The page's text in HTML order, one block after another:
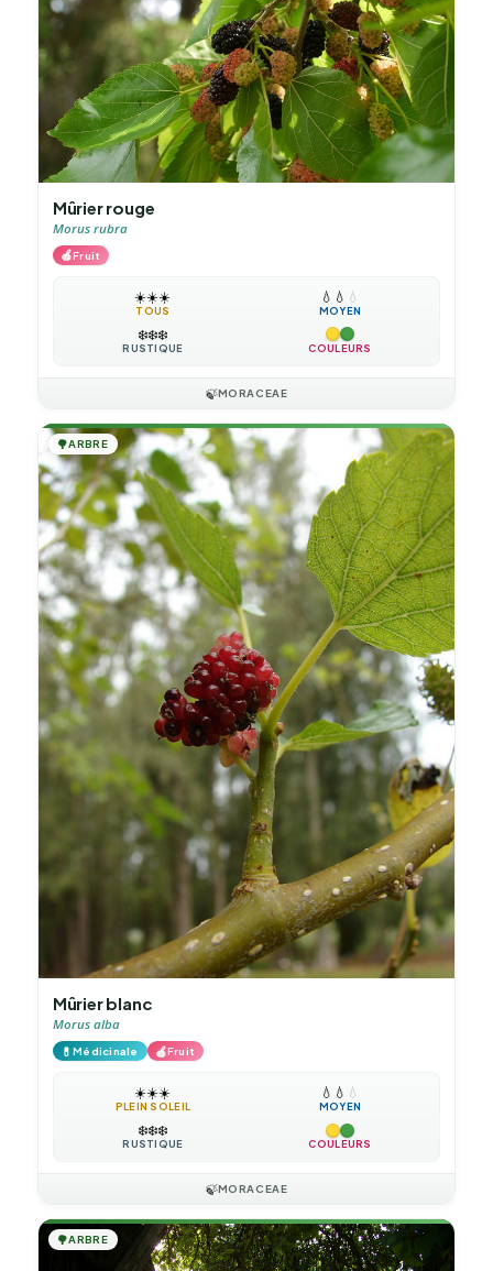
Mûrier rouge
Morus rubra
🍎Fruit
☀️☀️☀️
TOUS
💧 💧 💧
MOYEN
❄️❄️❄️
RUSTIQUE COULEURS
🍃MORACEAE
🌳ARBRE
Mûrier blanc
Morus alba
💊Médicinale 🍎Fruit
☀️☀️☀️
PLEIN SOLEIL
💧 💧 💧
MOYEN
❄️❄️❄️
RUSTIQUE COULEURS
🍃MORACEAE
🌳ARBRE